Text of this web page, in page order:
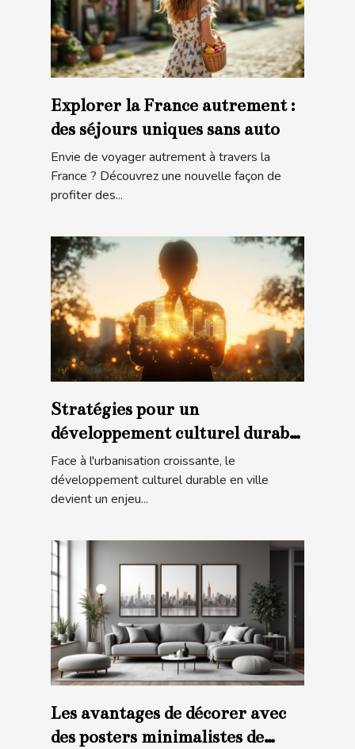
Explorer la France autrement :
des séjours uniques sans auto
Envie de voyager autrement à travers la
France ? Découvrez une nouvelle façon de
profiter des...
Stratégies pour un
développement culturel durable
en ville
Face à l'urbanisation croissante, le
développement culturel durable en ville
devient un enjeu...
Les avantages de décorer avec
des posters minimalistes de